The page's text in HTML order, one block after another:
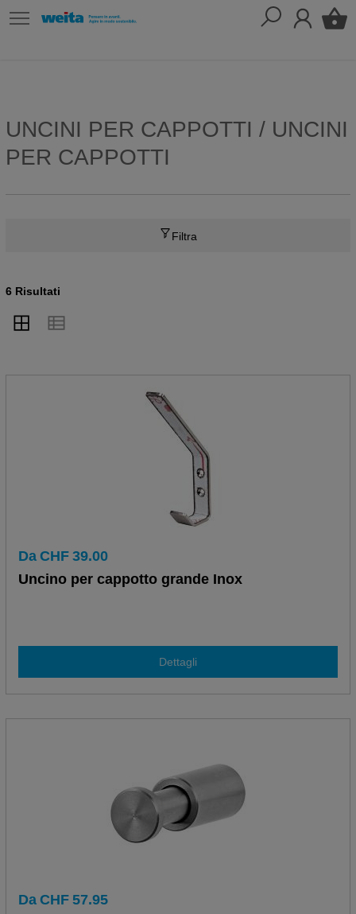
UNCINI PER CAPPOTTI / UNCINI
PER CAPPOTTI
Filtra
6 Risultati
Da CHF 39.00
Uncino per cappotto grande Inox
Dettagli
Da CHF 57.95